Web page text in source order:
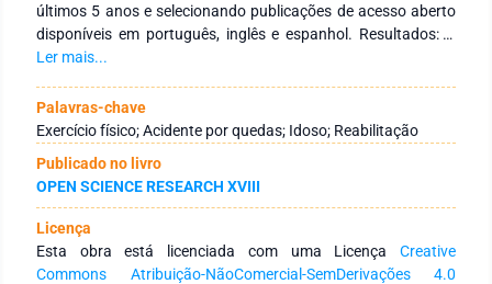
últimos 5 anos e selecionando publicações de acesso aberto
disponíveis em português, inglês e espanhol. Resultados: A
análise dos artigos revelou que programas de exercício físico,
vibratórios, propriocetivos e de fortalecimento muscular,
contribuem para a prevenção do risco de quedas em idosos,
promovendo melhorias no equilíbrio, na marcha, na postura e
na coordenação. Conclusão: Programas de exercício físico
estruturado e planeado, contribuem para a prevenção de
quedas em idosos, evitando consequências como
traumatismos, fraturas e lesões que conduzem à perda de
funcionalidade e autonomia nas atividades de vida diária.
Ler mais...
Palavras-chave
Exercício físico; Acidente por quedas; Idoso; Reabilitação
Publicado no livro
OPEN SCIENCE RESEARCH XVIII
Licença
Esta obra está licenciada com uma Licença Creative
Commons Atribuição-NãoComercial-SemDerivações 4.0